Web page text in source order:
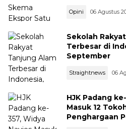
Opini 06 Agustus
Sekolah
Terbesar di
September
Straightnews 06
HJK Padang
Masuk 12
Penghargaan